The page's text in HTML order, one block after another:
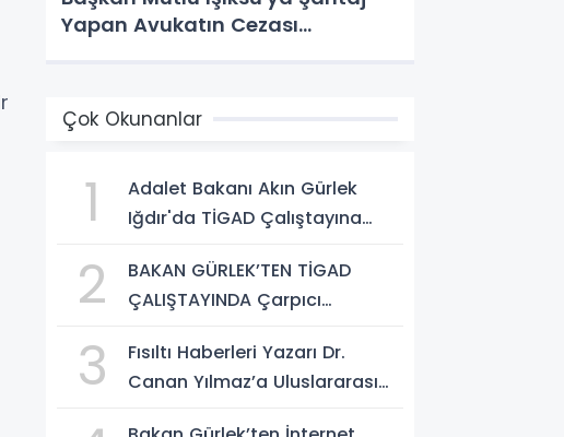
Yapan Avukatın Cezası
Çok Okunanlar
1
Adalet Bakanı Akın Gürlek
Iğdır'da TİGAD Çalıştayına
Sosyal Medya Düzenlemesi
Mesajı
2
BAKAN GÜRLEK’TEN TİGAD
ÇALIŞTAYINDA Çarpıcı
Yeni Bir Aydınlığa Uyanacağız"
3
Fısıltı Haberleri Yazarı Dr.
Canan Yılmaz’a Uluslararası